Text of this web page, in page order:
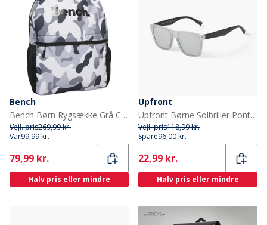
Bench
Bench Børn Rygsække Grå Camouflage
Vejl. pris269,99 kr.
Var99,99 kr.
Current
79,99 kr.
Halv pris eller mindre
Upfront
Upfront Børne Solbriller Pont St Light Grey
Vejl. pris118,99 kr.
Spare96,00 kr.
Current
22,99 kr.
Halv pris eller mindre